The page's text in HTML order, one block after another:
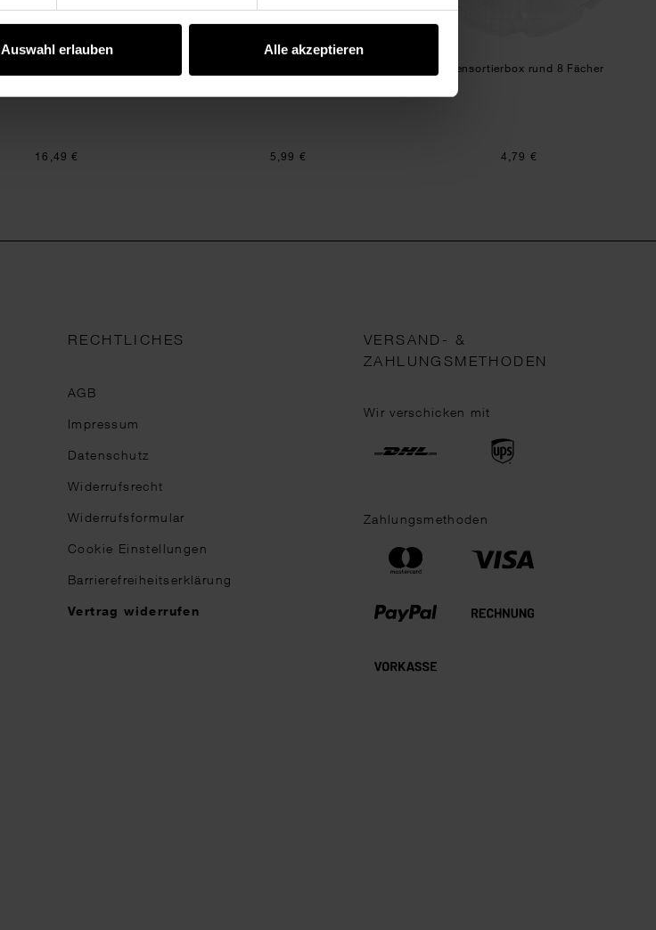
Auswahl erlauben Alle akzeptieren
16,49 € 5,99 €
Perlensortierbox rund 8 Fächer
4,79 €
RECHTLICHES
AGB
Impressum
Datenschutz
Widerrufsrecht
Widerrufsformular
Cookie Einstellungen
Barrierefreiheitserklärung
Vertrag widerrufen
VERSAND- &
ZAHLUNGSMETHODEN
Wir verschicken mit
Zahlungsmethoden